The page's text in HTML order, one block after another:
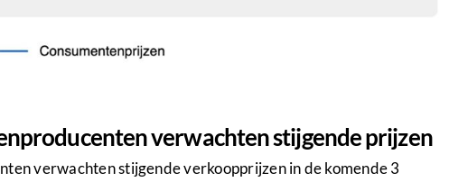
verwachten stijgende prijzen
verwachten stijgende verkoopprijzen in de komende 3